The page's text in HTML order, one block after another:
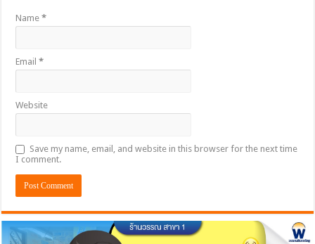
Name*
Email*
Website
Save my name, email, and website in this browser for the next time
I comment.